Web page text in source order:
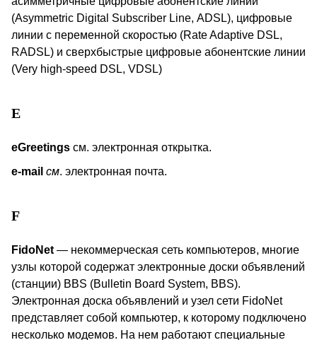
(Asymmetric Digital Subscriber Line, ADSL), цифровые
линии с переменной скоростью (RateAdaptive DSL,
RADSL) и сверхбыстрые цифровые абонентские линии
(Very high-speed DSL, VDSL)
E
eGreetings см. электронная открытка.
e-mail см. электронная почта.
F
FidoNet — некоммерческая сеть компьютеров, многие
узлы которой содержат электронные доски объявлений
(станции) BBS (Bulletin Board System, BBS).
Электронная доска объявлений и узел сети FidoNet
представляет собой компьютер, к которому подключено
несколько модемов. На нем работают специальные